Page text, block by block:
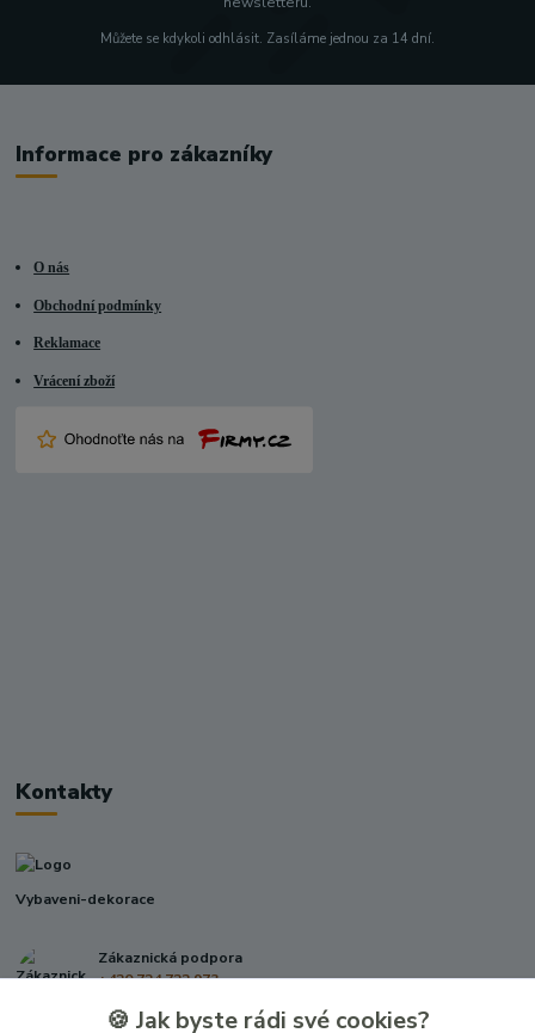
Můžete se kdykoli odhlásit. Zasíláme jednou za 14 dní.
Informace pro zákazníky
O nás
Obchodní podmínky
Reklamace
Vrácení zboží
Kontakty
Vybaveni-dekorace
Zákaznická podpora
+420 724 722 973
🍪 Jak byste rádi své cookies?